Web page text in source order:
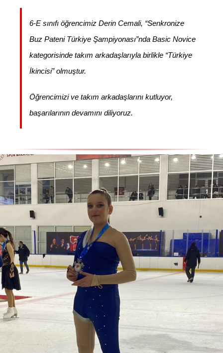
6-E sınıfı öğrencimiz Derin Cemali, “Senkronize
Buz Pateni Türkiye Şampiyonası”nda Basic Novice
kategorisinde takım arkadaşlarıyla birlikle “Türkiye
İkincisi” olmuştur.
Öğrencimizi ve takım arkadaşlarını kutluyor,
başarılarının devamını diliyoruz.